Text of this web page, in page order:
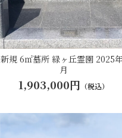
新規 6㎡墓所 緑ヶ丘霊園 2025
月
1,903,000円 （税込）